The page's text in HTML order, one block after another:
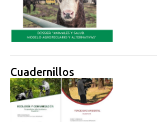
Cuadernillos